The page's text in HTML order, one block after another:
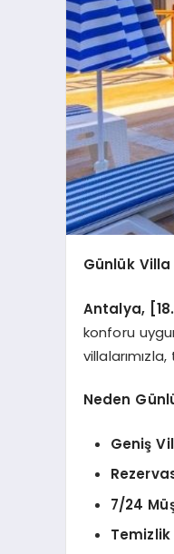
Günlük
Antalya,
konforu
Neden
Geniş
7/24